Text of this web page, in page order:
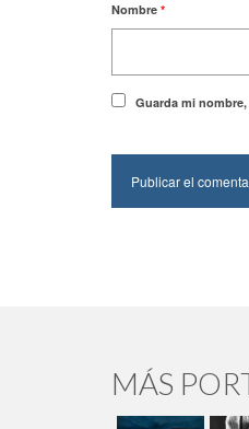
Nombre *
Guarda mi
MÁS